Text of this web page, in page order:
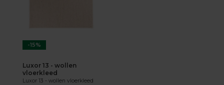
-15%
Luxor 13 - wollen
vloerkleed
Luxor 13 - wollen vloerkleed